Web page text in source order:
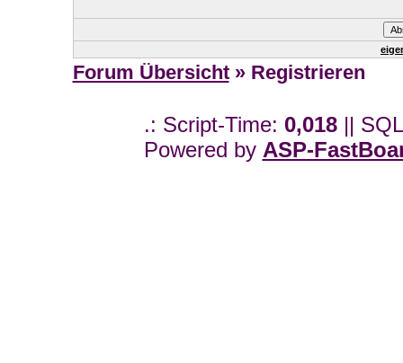
Forum Übersicht» Registrieren
.: Script-Time: 0,018 ||
Powered by ASP-